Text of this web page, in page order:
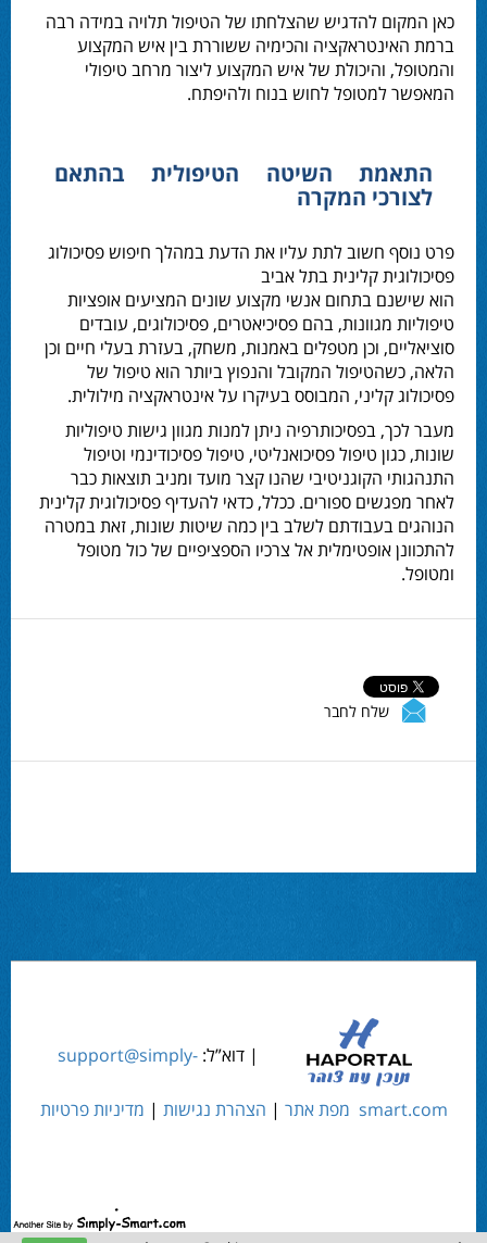
כאן המקום להדגיש שהצלחתו של הטיפול תלויה במידה רבה
ברמת האינטראקציה והכימיה ששוררת בין איש המקצוע
והמטופל, והיכולת של איש המקצוע ליצור מרחב טיפולי
המאפשר למטופל לחוש בנוח ולהיפתח.
התאמת השיטה הטיפולית בהתאם
לצורכי המקרה
פרט נוסף חשוב לתת עליו את הדעת במהלך חיפוש פסיכולוג
פסיכולוגית קלינית בתל אביב
הוא שישנם בתחום אנשי מקצוע שונים המציעים אופציות
טיפוליות מגוונות, בהם פסיכיאטרים, פסיכולוגים, עובדים
סוציאליים, וכן מטפלים באמנות, משחק, בעזרת בעלי חיים וכן
הלאה, כשהטיפול המקובל והנפוץ ביותר הוא טיפול של
פסיכולוג קליני, המבוסס בעיקרו על אינטראקציה מילולית.
מעבר לכך, בפסיכותרפיה ניתן למנות מגוון גישות טיפוליות
שונות, כגון טיפול פסיכואנליטי, טיפול פסיכודינמי וטיפול
התנהגותי הקוגניטיבי שהנו קצר מועד ומניב תוצאות כבר
לאחר מפגשים ספורים. ככלל, כדאי להעדיף פסיכולוגית קלינית
הנוהגים בעבודתם לשלב בין כמה שיטות שונות, זאת במטרה
להתכוונן אופטימלית אל צרכיו הספציפיים של כול מטופל
ומטופל.
שלח לחבר
| דוא”ל:support@simply-
smart.com מפת אתר | הצהרת נגישות | מדיניות פרטיות